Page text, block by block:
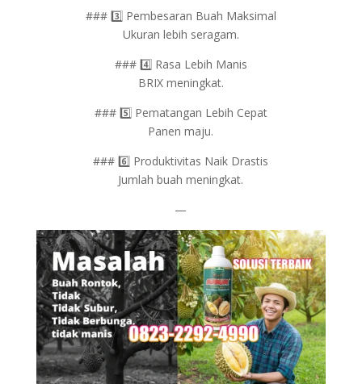
### 3️⃣ Pembesaran Buah Maksimal
Ukuran lebih seragam.
### 4️⃣ Rasa Lebih Manis
BRIX meningkat.
### 5️⃣ Pematangan Lebih Cepat
Panen maju.
### 6️⃣ Produktivitas Naik Drastis
Jumlah buah meningkat.
—